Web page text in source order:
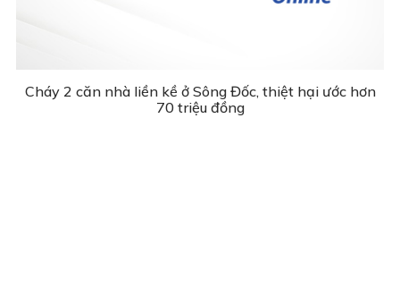
Cháy 2 căn nhà liền kề ở Sông Đốc, thiệt hại ước hơn
70 triệu đồng